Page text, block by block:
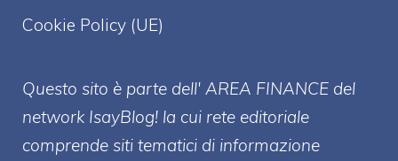
Cookie Policy (UE)
Questo sito è parte dell' AREA FINANCE del
network IsayBlog! la cui rete editoriale
comprende siti tematici di informazione